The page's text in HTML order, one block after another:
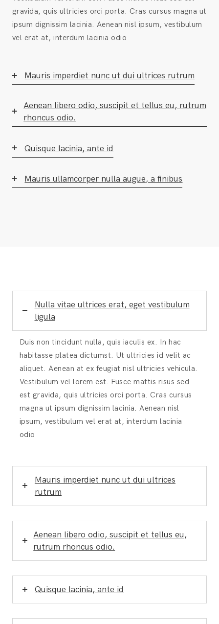
gravida, quis ultricies orci porta. Cras cursus magna ut
ipsum dignissim lacinia. Aenean nisl ipsum, vestibulum
vel erat at, interdum lacinia odio
Mauris imperdiet nunc ut dui ultrices rutrum
Aenean libero odio, suscipit et tellus eu, rutrum
rhoncus odio.
Quisque lacinia, ante id
Mauris ullamcorper nulla augue, a finibus
Nulla vitae ultrices erat, eget vestibulum
ligula
Duis non tincidunt nulla, quis iaculis ex. In hac
habitasse platea dictumst. Ut ultricies id velit ac
aliquet. Aenean at ex feugiat nisl ultricies vehicula.
Vestibulum vel lorem est. Fusce mattis risus sed
est gravida, quis ultricies orci porta. Cras cursus
magna ut ipsum dignissim lacinia. Aenean nisl
ipsum, vestibulum vel erat at, interdum lacinia
odio
Mauris imperdiet nunc ut dui ultrices
rutrum
Aenean libero odio, suscipit et tellus eu,
rutrum rhoncus odio.
Quisque lacinia, ante id